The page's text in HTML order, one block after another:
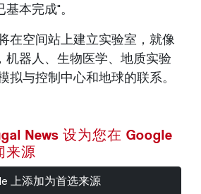
本完成"。
在空间站上建立实验室，就像
机器人、生物医学、地质实验
拟与控制中心和地球的联系。
News 设为您在 Google
来源
上添加为首选来源